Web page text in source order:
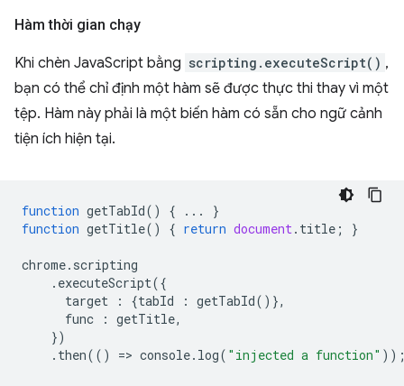
Hàm thời gian chạy
Khi chèn JavaScript bằng scripting.executeScript() ,
bạn có thể chỉ định một hàm sẽ được thực thi thay vì một
tệp. Hàm này phải là một biến hàm có sẵn cho ngữ cảnh
tiện ích hiện tại.
function getTabId() { ...
}
function getTitle() { return document. title ; }
chrome. scripting
. executeScript({
target
: {tabId : getTabId()},
func
: getTitle,
})
. then(() => console. log( "injected a function"